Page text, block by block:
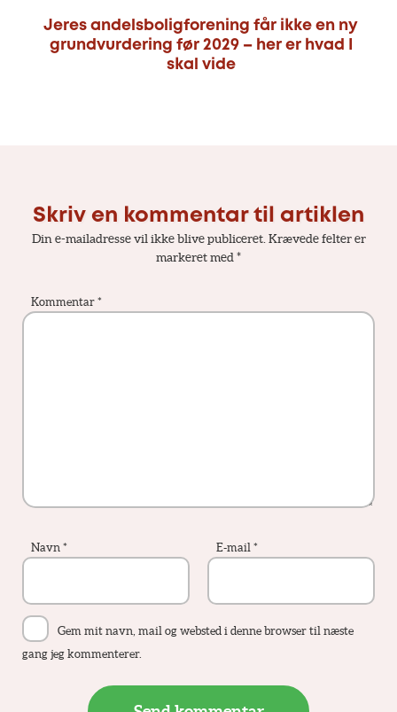
Jeres andelsboligforening får ikke en ny
grundvurdering før 2029 – her er hvad I
skal vide
Skriv en kommentar til artiklen
Din e-mailadresse vil ikke blive publiceret. Krævede felter er
markeret med*
Kommentar *
Navn * E-mail *
Gem mit navn, mail og websted i denne browser til næste
gang jeg kommenterer.